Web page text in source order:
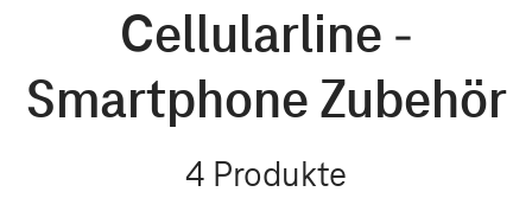
Cellularline -
Smartphone Zubehör
4 Produkte